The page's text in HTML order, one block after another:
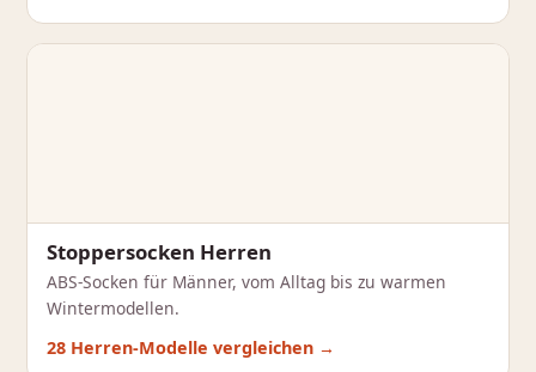
Stoppersocken Herren
ABS-Socken für Männer, vom Alltag bis zu warmen
Wintermodellen.
28 Herren-Modelle vergleichen →